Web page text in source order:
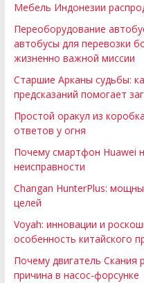
Мебель Индонезии
Переоборудование
автобусы для перевозки
жизненно важной миссии
Старшие Арканы судьбы:
предсказаний помогает
Простой оракул из
ответов у огня
Почему смартфон Huawei
неисправности
Changan HunterPlus:
целей
Voyah: инновации и
особенность китайского
Почему двигатель Скания
причина в насос-форсунке